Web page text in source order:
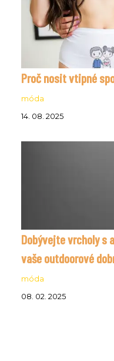
Proč nosit vtipné
móda
14. 08. 2025
Dobývejte vrcholy s
vaše outdoorové
móda
08. 02. 2025